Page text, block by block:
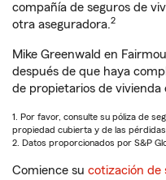
compañía de seguros de
otra aseguradora.2
Mike Greenwald en
después de que haya
de propietarios de vivienda
1. Por favor, consulte su póliza de
propiedad cubierta y de las pérdidas
2. Datos proporcionados por S&P
Comience su cotización de